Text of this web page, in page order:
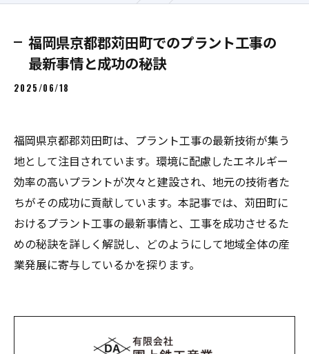
福岡県京都郡苅田町でのプラント工事の
最新事情と成功の秘訣
2025/06/18
福岡県京都郡苅田町は、プラント工事の最新技術が集う
地として注目されています。環境に配慮したエネルギー
効率の高いプラントが次々と建設され、地元の技術者た
ちがその成功に貢献しています。本記事では、苅田町に
おけるプラント工事の最新事情と、工事を成功させるた
めの秘訣を詳しく解説し、どのようにして地域全体の産
業発展に寄与しているかを探ります。